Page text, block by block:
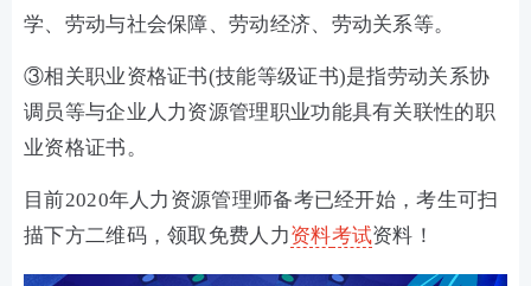
学、劳动与社会保障、劳动经济、劳动关系等。
③相关职业资格证书(技能等级证书)是指劳动关系协
调员等与企业人力资源管理职业功能具有关联性的职
业资格证书。
目前2020年人力资源管理师备考已经开始，考生可扫
描下方二维码，领取免费人力资料考试资料！